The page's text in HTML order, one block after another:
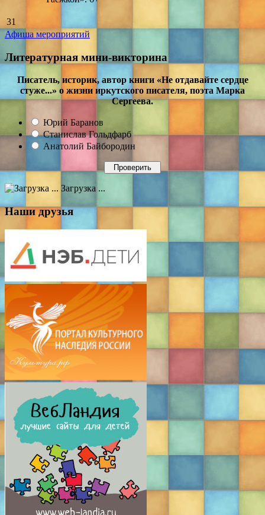
31
Афиша мероприятий
Литературная мини-викторина
Писатель, историк, автор книги «Не отдавайте сердце
стуже...» о жизни иркутского писателя, поэта Марка
Сергеева.
Юрий Баранов
Станислав Гольдфарб
Анатолий Байбородин
Загрузка ...
Наши друзья